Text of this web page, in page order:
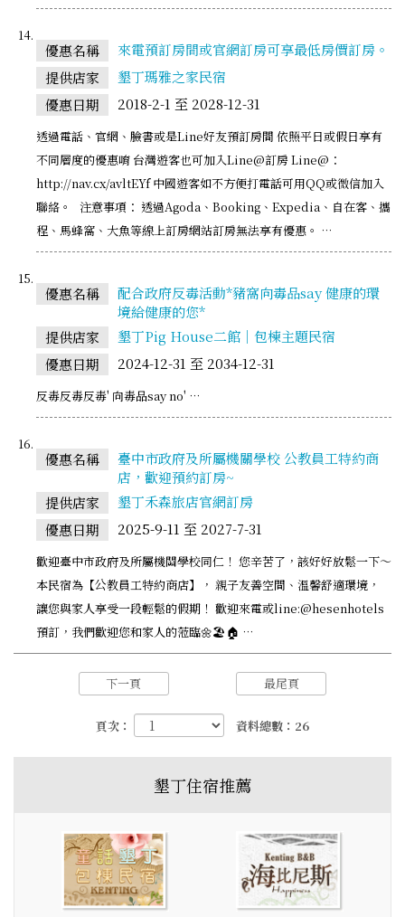
優惠名稱
來電預訂房間或官網訂房可享最低房價訂房。
提供店家
墾丁瑪雅之家民宿
優惠日期
2018-2-1 至 2028-12-31
透過電話、官網、臉書或是Line好友預訂房間 依照平日或假日享有
不同層度的優惠唷 台灣遊客也可加入Line@訂房 Line@：
http://nav.cx/avltEYf 中國遊客如不方便打電話可用QQ或微信加入
聯絡。 注意事項： 透過Agoda、Booking、Expedia、自在客、攜
程、馬蜂窩、大魚等線上訂房網站訂房無法享有優惠。 …
優惠名稱
配合政府反毒活動*豬窩向毒品say 健康的環
境給健康的您*
提供店家
墾丁Pig House二館｜包棟主題民宿
優惠日期
2024-12-31 至 2034-12-31
反毒反毒反毒' 向毒品say no' …
優惠名稱
臺中市政府及所屬機關學校 公教員工特約商
店，歡迎預約訂房~
提供店家
墾丁禾森旅店官網訂房
優惠日期
2025-9-11 至 2027-7-31
歡迎臺中市政府及所屬機關學校同仁！ 您辛苦了，該好好放鬆一下～
本民宿為【公教員工特約商店】， 親子友善空間、溫馨舒適環境，
讓您與家人享受一段輕鬆的假期！ 歡迎來電或line:@hesenhotels
預訂，我們歡迎您和家人的蒞臨🌼🏖️🏠 …
下一頁 最尾頁
頁次： 資料總數：26
墾丁住宿推薦